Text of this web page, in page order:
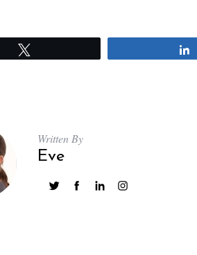
Written By
Eve